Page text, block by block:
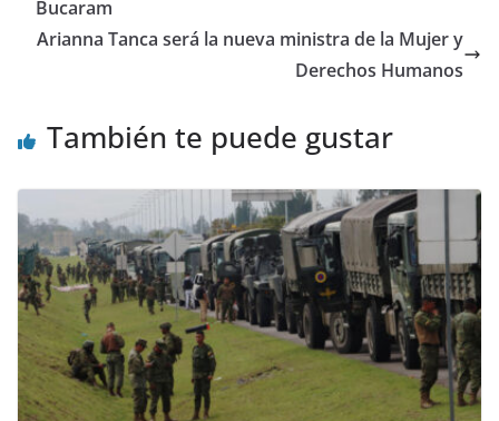
o p
Bucaram
Arianna Tanca será la nueva ministra de la Mujer y
Derechos Humanos
También te puede gustar